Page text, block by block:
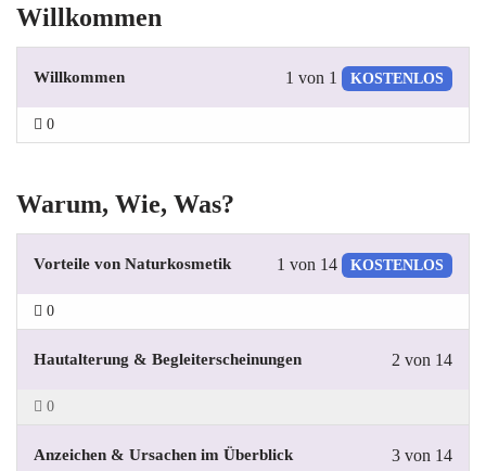
Willkommen
1 von 1 KOSTENLOS
Willkommen
0
Warum, Wie, Was?
1 von 14 KOSTENLOS
Vorteile von Naturkosmetik
0
2 von 14
Hautalterung & Begleiterscheinungen
0
3 von 14
Anzeichen & Ursachen im Überblick